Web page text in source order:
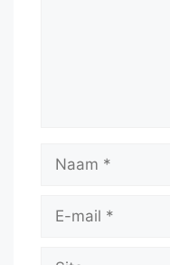
Naam
Site